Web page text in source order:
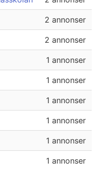
2 annonser
2 annonser
1 annonser
1 annonser
1 annonser
1 annonser
1 annonser
1 annonser